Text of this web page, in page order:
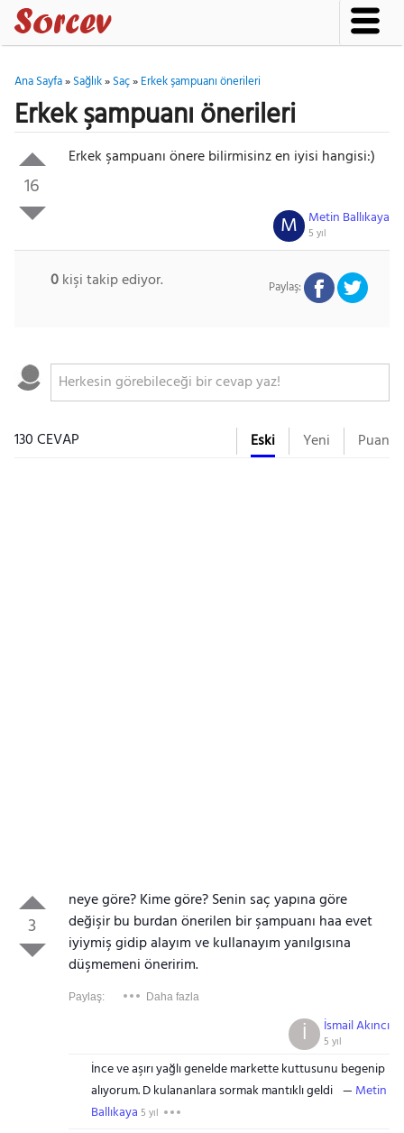
Ana Sayfa»Sağlık»Saç»Erkek şampuanı önerileri
Erkek şampuanı önerileri
16
Erkek şampuanı önere bilirmisinz en iyisi hangisi:)
Metin Ballıkaya
5 yıl
M
0kişi takip ediyor. Paylaş:
130 CEVAP Eski Yeni Puan
3
neye göre? Kime göre? Senin saç yapına göre
değişir bu burdan önerilen bir şampuanı haa evet
iyiymiş gidip alayım ve kullanayım yanılgısına
düşmemeni öneririm.
Paylaş: Daha fazla
İsmail Akıncı
5 yıl
İ
İnce ve aşırı yağlı genelde markette kuttusunu begenip
alıyorum. D kulananlara sormak mantıklı geldi
Metin
Ballıkaya 5 yıl